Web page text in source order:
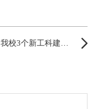
我校3个新工科建设项目获批省级立项